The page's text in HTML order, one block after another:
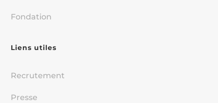
Fondation
Liens utiles
Recrutement
Presse